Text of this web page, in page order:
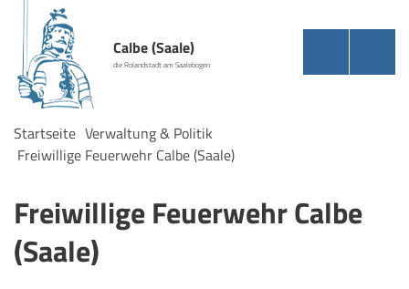
Calbe (Saale)
die Rolandstadt am Saalebogen
Startseite Verwaltung & Politik
Freiwillige Feuerwehr Calbe (Saale)
Freiwillige Feuerwehr Calbe
(Saale)